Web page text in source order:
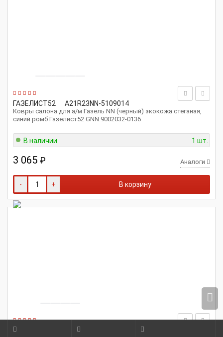
ГАЗЕЛИСТ52 A21R23NN-5109014
Ковры салона для а/м Газель NN (черный) экокожа стеганая,
синий ромб Газелист52 GNN.9002032-0136
В наличии 1 шт.
3 065 ₽ Аналоги
- + В корзину
ГАЗЕЛИСТ52 A21R23-5109014